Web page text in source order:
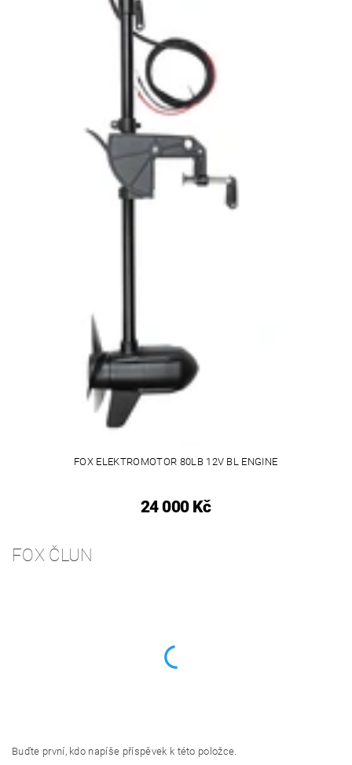
FOX ELEKTROMOTOR 80LB 12V BL ENGINE
24 000 Kč
FOX ČLUN
Buďte první, kdo napíše příspěvek k této položce.